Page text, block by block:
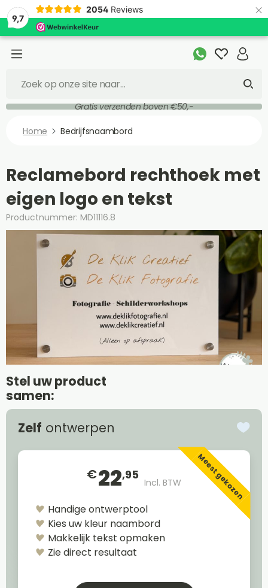
9,7
2054 Reviews ×
Gratis verzenden boven €50,-
Home Bedrijfsnaambord
Reclamebord rechthoek met
eigen logo en tekst
Productnummer: MD11116.8
Stel uw product
samen:
Zelf ontwerpen
€22,95
Incl. BTW Meest gekozen
Handige ontwerptool
Kies uw kleur naambord
Makkelijk tekst opmaken
Zie direct resultaat